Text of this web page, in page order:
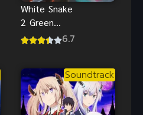
White Snake
2 Green
Snake (2021)
พากย์ไทย
6.7
Soundtrack